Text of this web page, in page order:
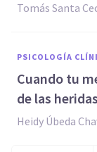
Tomás Santa
PSICOLOGÍA
Cuando tu
de las
Heidy Úbeda